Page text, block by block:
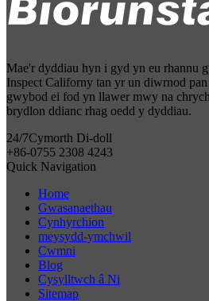
Mae'r dyddiau hyn i gyd yn eu rhannu
Inspect Californy tan yr un diwrnod
gwybod ei fod yn llawer mwy na
brydlon ddianc rhag oedd y dyddiau.
24/7Cymorth Di-doll
+86-0755 2308 4243
Quick Navigation
Home
Gwasanaethau
Cynhyrchion
meysydd-ymchwil
Cwmni
Blog
Cysylltwch â Ni
Sitemap